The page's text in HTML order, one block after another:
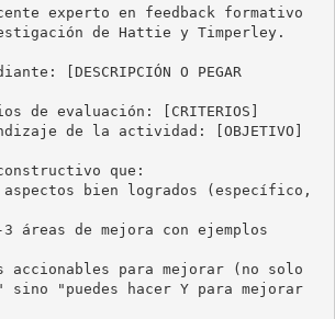
experto en feedback formativo
de Hattie y Timperley.
[DESCRIPCIÓN O PEGAR
de evaluación: [CRITERIOS]
de la actividad: [OBJETIVO]
que:
aspectos bien logrados (específico,
áreas de mejora con ejemplos
accionables para mejorar (no solo
sino "puedes hacer Y para mejorar